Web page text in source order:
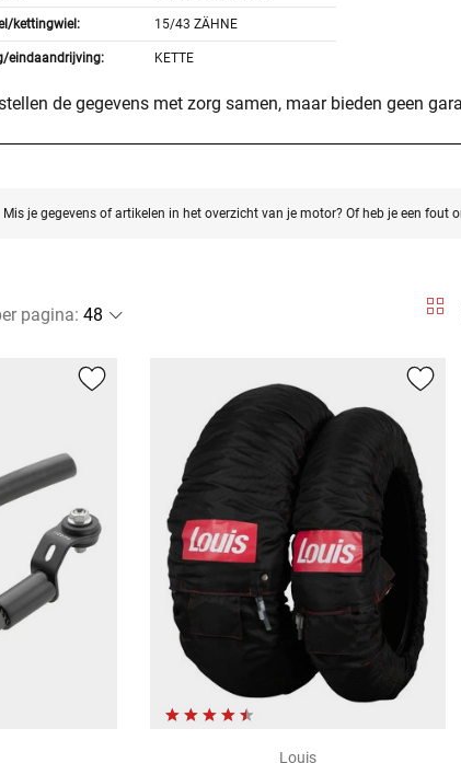
kettingwiel: 15/43 ZÄHNE
eindaandrijving: KETTE
de gegevens met zorg samen, maar bieden geen
Mis je gegevens of artikelen in het overzicht van je motor? Of heb je een fout
pagina:
Louis